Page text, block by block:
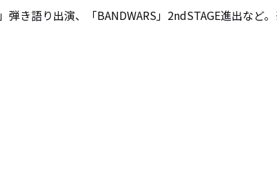
弾き語り出演、「BANDWARS」2ndSTAGE進出など